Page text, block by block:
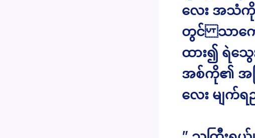
လေး အသံ
တွင် သာကျ
ထား၍ ရဲသွ
အစ်ကို၏ အဖ
လေး မျက်